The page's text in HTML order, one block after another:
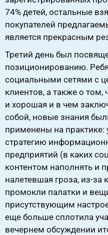
74% детей, остальные
покупателей
является прекрасным
Третий день был
позиционированию.
социальными сетями с
клиентов, а также о том,
и хорошая и в чем
собой, новые знания
применены на практике:
стратегию
предприятий (в каких
контентом наполнять и
налетевшая гроза, из-за
промокли палатки и
присутствующим
еще больше сплотила
вечернем обсуждении